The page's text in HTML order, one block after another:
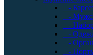
-
-
-
-
-
-